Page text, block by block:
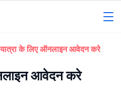
के लिए ऑनलाइन आवेदन करे
आवेदन करे